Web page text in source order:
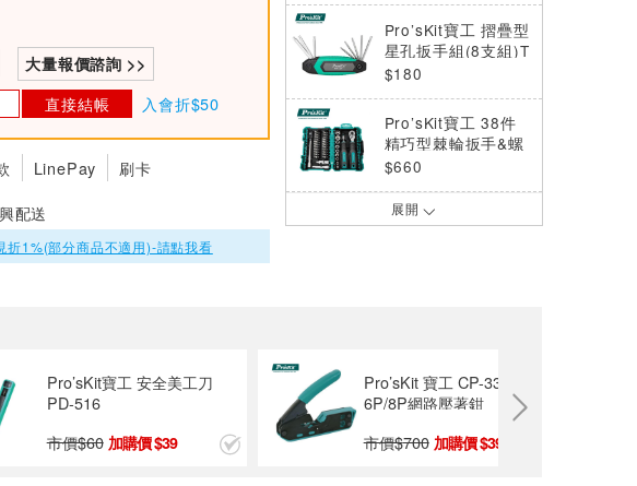
大量報價諮詢 >>
直接結帳 入會折$50
LinePay 刷卡
配送
折1%(部分商品不適用)-請點我看
Pro’sKit寶工 摺疊型
星孔扳手組(8支組)T
9H～T40 HW-122T
$180
Pro’sKit寶工 38件
精巧型棘輪扳手&螺
絲綜合組套SD-233
$660
ProsKit 寶工 1PK-H
Pro’sKit寶工 摺疊型
六角扳手組(8支組)
1.5～8mm HW-122
$180
展開
Pro’sKit寶工 2合1卷尺美工
市價$280 199
Pro’sKit寶工 塑膠專用模型
剪鉗PM-203
市價$150